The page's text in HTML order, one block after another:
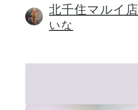
北千住マルイ店
いな